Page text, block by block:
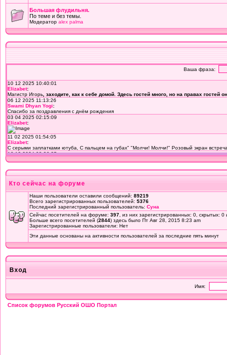
Большая флудильня.
По теме и без темы.
Модератор alex palma
Кто сейчас на форуме
Наши пользователи оставили сообщений: 89219
Всего зарегистрированных пользователей: 5376
Последний зарегистрированный пользователь: Суна
Сейчас посетителей на форуме: 397 , из них зарегистрированных: 0, скрытых:
Больше всего посетителей (2844) здесь было Пт Авг 28, 2015 8:23 am
Зарегистрированные пользователи: Нет
Эти данные основаны на активности пользователей за последние пять минут
Вход
Имя:
Список форумов Русский ОШО Портал